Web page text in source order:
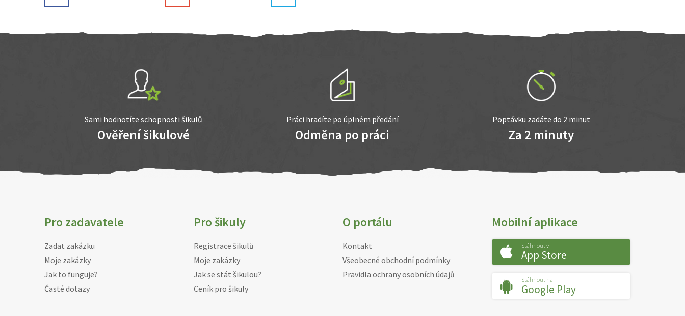
Sami hodnotíte schopnosti šikulů
Ověření šikulové
Práci hradíte po úplném předání
Odměna po práci
Poptávku zadáte do 2 minut
Za 2 minuty
Pro zadavatele
Zadat zakázku
Moje zakázky
Jak to funguje?
Časté dotazy
Pro šikuly
Registrace šikulů
Moje zakázky
Jak se stát šikulou?
Ceník pro šikuly
O portálu
Kontakt
Všeobecné obchodní podmínky
Pravidla ochrany osobních údajů
Mobilní aplikace
Stáhnout v
App Store
Stáhnout na
Google Play